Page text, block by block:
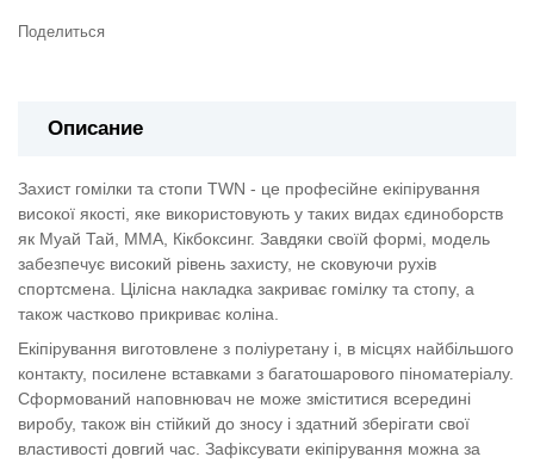
Поделиться
Описание
Захист гомілки та стопи TWN - це професійне екіпірування
високої якості, яке використовують у таких видах єдиноборств
як Муай Тай, ММА, Кікбоксинг. Завдяки своїй формі, модель
забезпечує високий рівень захисту, не сковуючи рухів
спортсмена. Цілісна накладка закриває гомілку та стопу, а
також частково прикриває коліна.
Екіпірування виготовлене з поліуретану і, в місцях найбільшого
контакту, посилене вставками з багатошарового піноматеріалу.
Сформований наповнювач не може зміститися всередині
виробу, також він стійкий до зносу і здатний зберігати свої
властивості довгий час. Зафіксувати екіпірування можна за